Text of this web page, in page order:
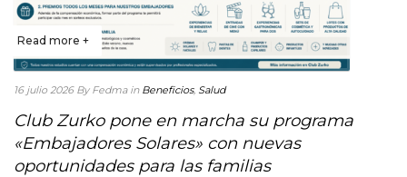
Read more +
16 julio 2026 By Fedma in Beneficios, Salud
Club Zurko pone en marcha su programa
«Embajadores Solares» con nuevas
oportunidades para las familias